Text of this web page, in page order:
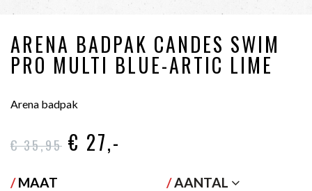
ARENA BADPAK CANDES SWIM
PRO MULTI BLUE-ARTIC LIME
Arena badpak
€ 35,95 € 27,-
/MAAT /AANTAL